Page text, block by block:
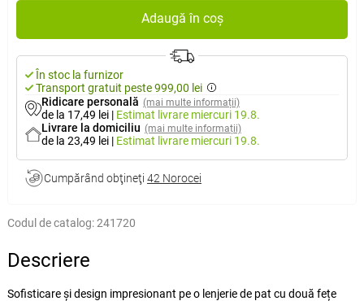
Adaugă în coș
În stoc la furnizor
Transport gratuit peste 999,00 lei
Ridicare personală (mai multe informații)
de la 17,49 lei | Estimat livrare miercuri 19.8.
Livrare la domiciliu (mai multe informații)
de la 23,49 lei | Estimat livrare miercuri 19.8.
Cumpărând obţineţi 42 Norocei
Codul de catalog:241720
Descriere
Sofisticare și design impresionant pe o lenjerie de pat cu două fețe